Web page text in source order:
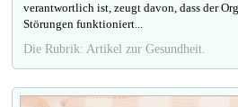
verantwortlich ist, zeugt davon, dass der
Störungen funktioniert...
Die Rubrik: Artikel zur Gesundheit.